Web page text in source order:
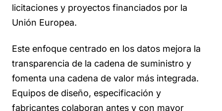
licitaciones y proyectos financiados por la
Unión Europea.
Este enfoque centrado en los datos mejora la
transparencia de la cadena de suministro y
fomenta una cadena de valor más integrada.
Equipos de diseño, especificación y
fabricantes colaboran antes y con mayor